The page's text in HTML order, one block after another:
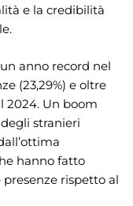
e la credibilità
anno record nel
(23,29%) e oltre
2024. Un boom
stranieri
hanno fatto
presenze rispetto al